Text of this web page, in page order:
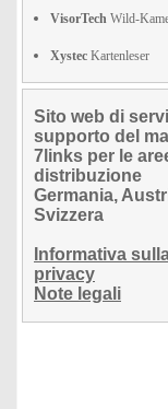
VisorTech Wild-
Xystec Kartenleser
Sito web di
supporto del
7links per le
distribuzione
Germania,
Svizzera
Informativa
privacy
Note legali